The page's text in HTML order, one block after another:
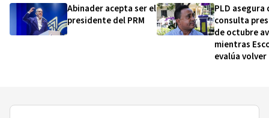
Abinader acepta ser el
presidente del PRM
PLD asegura
consulta
de octubre
mientras
evalúa volver